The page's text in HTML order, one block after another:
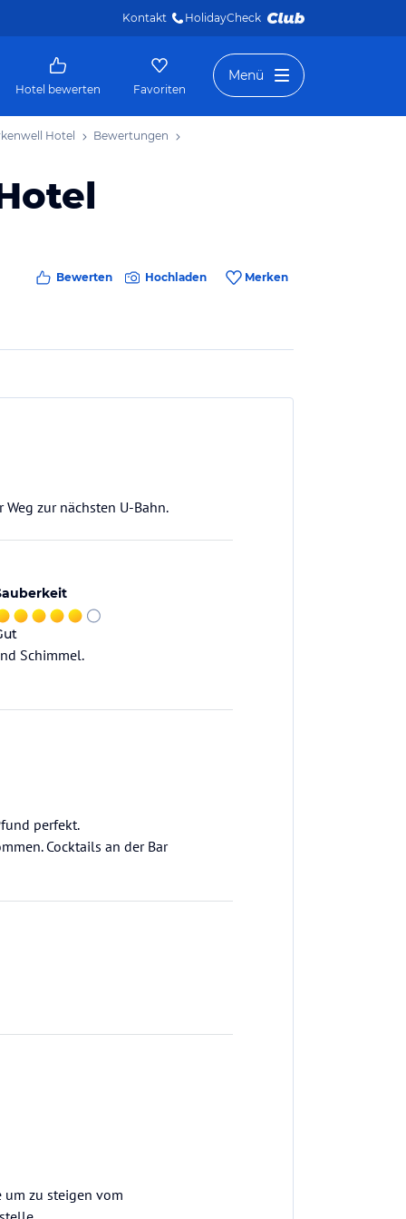
Kontakt HolidayCheck
Hotel bewerten Favoriten
Menü
Hotel Bewertungen
Bewerten Hochladen Merken
zur nächsten U-Bahn.
Schimmel.
perfekt.
Cocktails an der Bar
um zu steigen vom